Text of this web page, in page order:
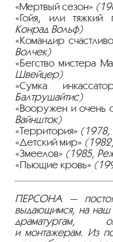
«Мертвый сезон»
«Гойя, или тяжкий
Конрад Вольф)
«Командир
Волчек)
«Бегство мистера
Швейцер)
«Сумка
Балтрушайтис)
«Вооружен и очень
Вайншток)
«Территория» (1978,
«Детский мир»
«Змеелов» (1985,
«Пьющие кровь»
ПЕРСОНА —
выдающимся, на наш
драматургам,
и монтажерам. Из